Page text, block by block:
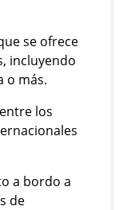
se ofrece
incluyendo
o más.
los
a bordo a
de